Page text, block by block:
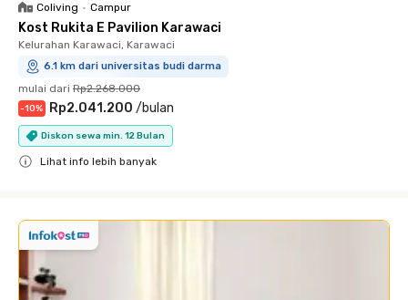
Coliving • Campur
Kost Rukita E Pavilion Karawaci
Kelurahan Karawaci, Karawaci
6.1 km dari universitas budi darma
mulai dari Rp2.268.000
-10% Rp2.041.200 /bulan
Diskon sewa min. 12 Bulan
Lihat info lebih banyak